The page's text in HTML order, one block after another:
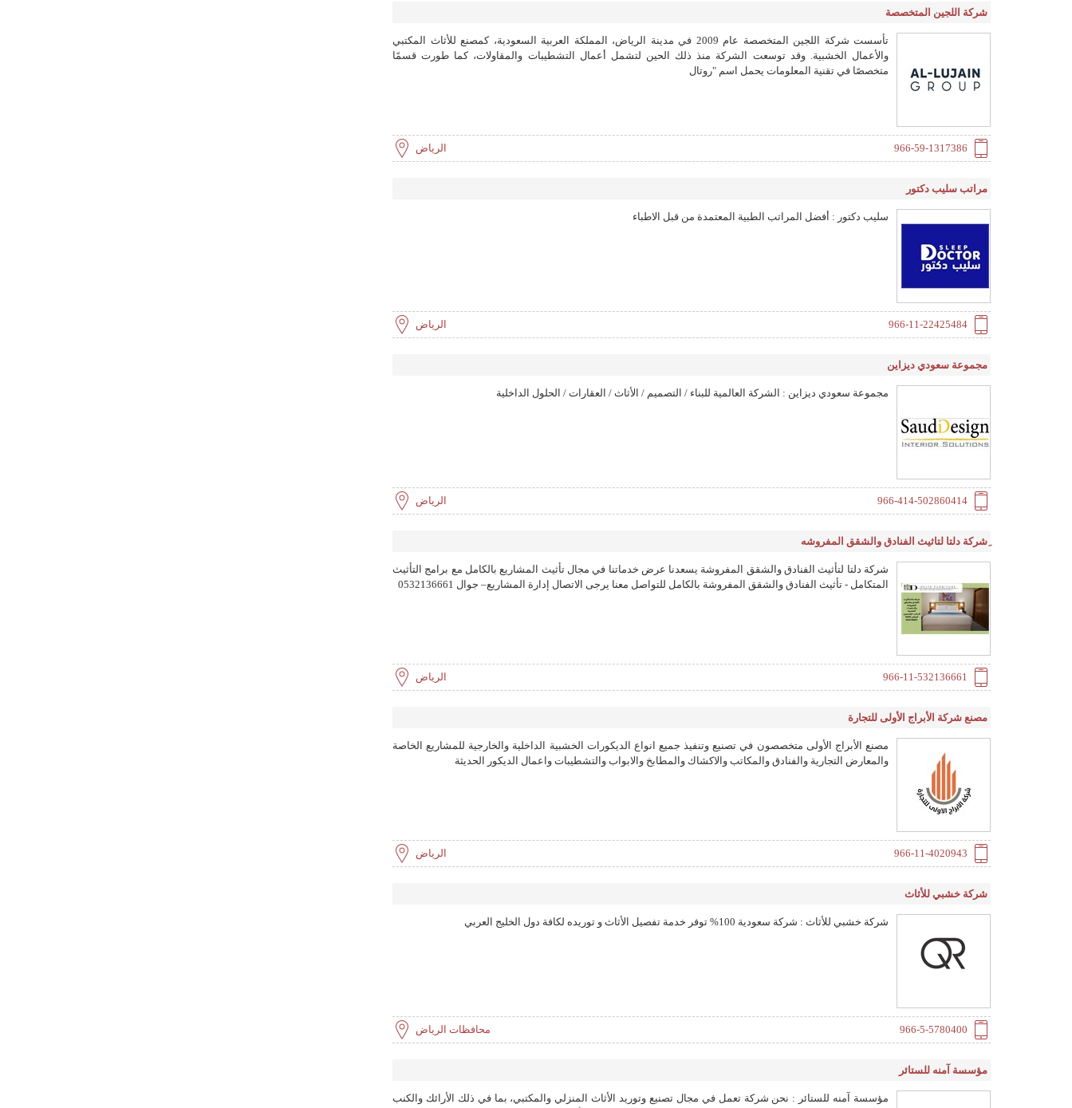
شركة اللجين المتخصصة
تأسست شركة اللجين المتخصصة عام 2009 في مدينة الرياض، المملكة العربية السعودية، كمصنع للأثاث المكتبي
والأعمال الخشبية. وقد توسعت الشركة منذ ذلك الحين لتشمل أعمال التشطيبات والمقاولات، كما طورت قسمًا
متخصصًا في تقنية المعلومات يحمل اسم "روتال
966-59-1317386 الرياض
مراتب سليب دكتور
سليب دكتور : أفضل المراتب الطبية المعتمدة من قبل الاطباء
966-11-22425484 الرياض
مجموعة سعودي ديزاين
مجموعة سعودي ديزاين : الشركة العالمية للبناء / التصميم / الأثاث / العقارات / الحلول الداخلية
966-414-502860414 الرياض
ِشركة دلتا لتاثيث الفنادق والشقق المفروشه
شركة دلتا لتأثيث الفنادق والشقق المفروشة يسعدنا عرض خدماتنا في مجال تأثيث المشاريع بالكامل مع برامج التأثيث
المتكامل - تأثيث الفنادق والشقق المفروشة بالكامل للتواصل معنا يرجى الاتصال إدارة المشاريع– جوال 0532136661
966-11-532136661 الرياض
مصنع شركة الأبراج الأولى للتجارة
مصنع الأبراج الأولى متخصصون في تصنيع وتنفيذ جميع انواع الديكورات الخشبية الداخلية والخارجية للمشاريع الخاصة
والمعارض التجارية والفنادق والمكاتب والاكشاك والمطابخ والابواب والتشطيبات واعمال الديكور الحديثة
966-11-4020943 الرياض
شركة خشبي للأثاث
شركة خشبي للأثاث : شركة سعودية 100% توفر خدمة تفصيل الأثاث و توريده لكافة دول الخليج العربي
966-5-5780400 محافظات الرياض
مؤسسة آمنه للستائر
مؤسسة آمنه للستائر : نحن شركة تعمل في مجال تصنيع وتوريد الأثاث المنزلي والمكتبي، بما في ذلك الأرائك والكنب